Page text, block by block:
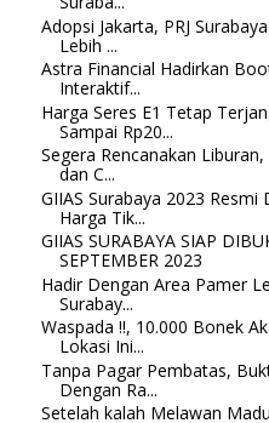
Adopsi Jakarta, PRJ
Lebih ...
Astra Financial Hadirkan
Interaktif...
Harga Seres E1 Tetap
Sampai Rp20...
Segera Rencanakan
dan C...
GIIAS Surabaya 2023 Resmi
Harga Tik...
GIIAS SURABAYA SIAP
SEPTEMBER 2023
Hadir Dengan Area Pamer
Surabay...
Waspada !!, 10.000 Bonek
Lokasi Ini...
Tanpa Pagar Pembatas,
Dengan Ra...
Setelah kalah Melawan